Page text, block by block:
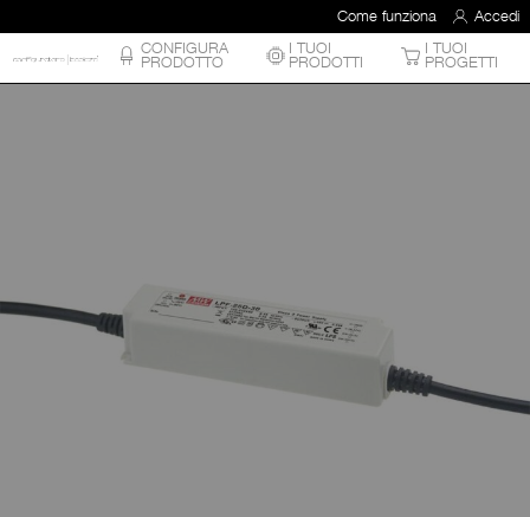
Come funziona
Accedi
CONFIGURA
PRODOTTO
I TUOI
PRODOTTI
I TUOI
PROGETTI